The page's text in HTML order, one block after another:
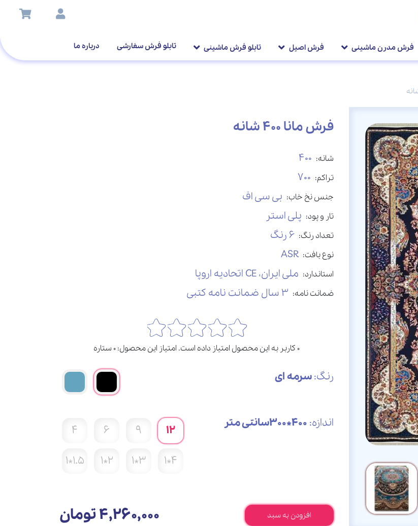
فرش مدرن ماشینی فرش اصیل تابلو فرش ماشینی تابلو فرش سفارشی درباره ما
فرش مانا 400 شانه
شانه: 400
تراکم: 700
جنس نخ خاب: بی سی اف
تار و پود: پلی استر
تعداد رنگ: 6 رنگ
نوع بافت: ASR
استاندارد: ملی ایران، CE اتحادیه اروپا
ضمانت نامه: 3 سال ضمانت نامه کتبی
0 کاربر به این محصول امتیاز داده است. امتیاز این محصول: 0 ستاره
رنگ:سرمه ای
اندازه: 400*300سانتی متر
12
9
6
4
4*1
3*1
2*1
1.5*1
افزودن به سبد 4,260,000 تومان